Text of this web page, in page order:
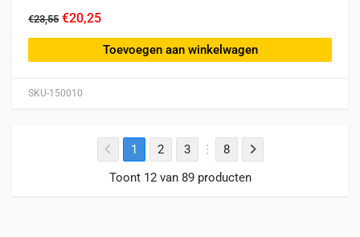
SKU-150010
€23,55 €20,25
Toevoegen aan winkelwagen
1 2 3
8
Toont 12 van 89 producten